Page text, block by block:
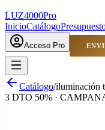
LUZ4000Pro
InicioCatálogo
Acceso Pro
Catálogo/iluminación
3 DTO 50% ·